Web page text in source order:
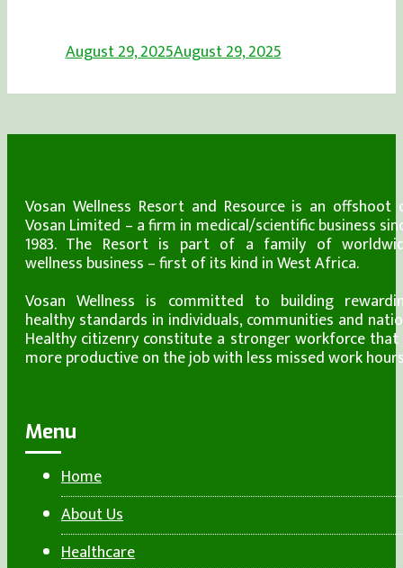
August 29, 2025August 29, 2025
Vosan Wellness Resort and Resource is an offshoot
Vosan Limited – a firm in medical/scientific business
1983. The Resort is part of a family of
wellness business – first of its kind in West Africa.
Vosan Wellness is committed to building
healthy standards in individuals, communities and
Healthy citizenry constitute a stronger workforce that
more productive on the job with less missed work
Menu
Home
About Us
Healthcare